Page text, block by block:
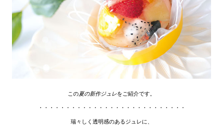
この夏の新作ジュレをご紹介です。
・・・・・・・・・・・・・・・・・・・・・・・・・・・
瑞々しく透明感のあるジュレに、